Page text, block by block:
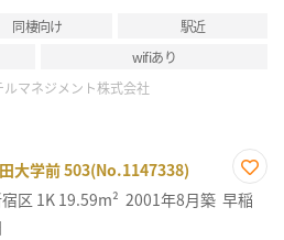
同棲向け
駅近
wifiあり
マネジメント株式会社
大学前 503(No.1147338)
お気
に入
区 1K 19.59m² 2001年8月築 早稲